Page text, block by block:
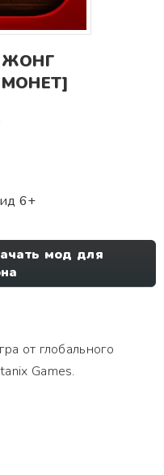
6+
мод для
от глобального
Games.